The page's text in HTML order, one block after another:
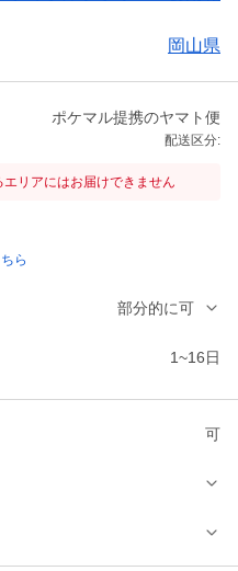
岡山県
ポケマル提携のヤマト便
配送区分:
リアにはお届けできません
ら
部分的に可
1~16日
可